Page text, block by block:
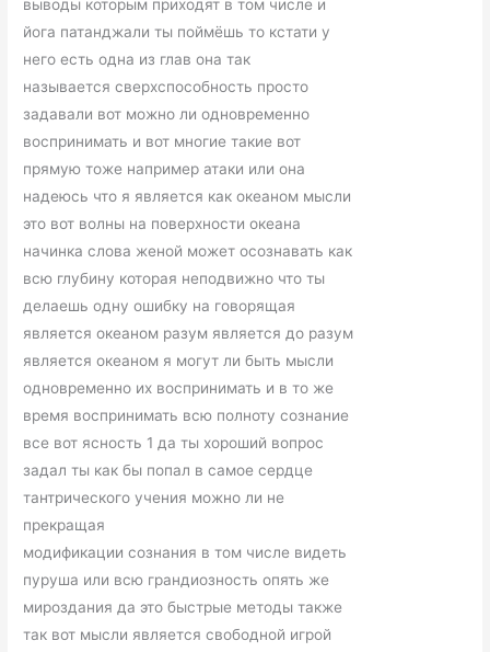
выводы которым приходят в том числе и
йога патанджали ты поймёшь то кстати у
него есть одна из глав она так
называется сверхспособность просто
задавали вот можно ли одновременно
воспринимать и вот многие такие вот
прямую тоже например атаки или она
надеюсь что я является как океаном мысли
это вот волны на поверхности океана
начинка слова женой может осознавать как
всю глубину которая неподвижно что ты
делаешь одну ошибку на говорящая
является океаном разум является до разум
является океаном я могут ли быть мысли
одновременно их воспринимать и в то же
время воспринимать всю полноту сознание
все вот ясность 1 да ты хороший вопрос
задал ты как бы попал в самое сердце
тантрического учения можно ли не
прекращая
модификации сознания в том числе видеть
пуруша или всю грандиозность опять же
мироздания да это быстрые методы также
так вот мысли является свободной игрой